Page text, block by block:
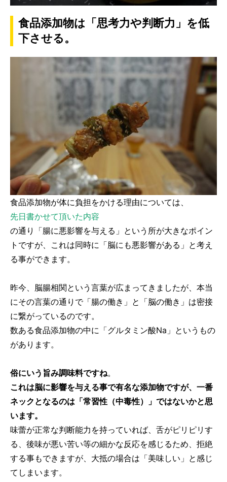
食品添加物は「思考力や判断力」を低
下させる。
食品添加物が体に負担をかける理由については、
先日書かせて頂いた内容
の通り「腸に悪影響を与える」という所が大きなポイン
トですが、これは同時に「脳にも悪影響がある」と考え
る事ができます。
昨今、脳腸相関という言葉が広まってきましたが、本当
にその言葉の通りで「腸の働き」と「脳の働き」は密接
に繋がっているのです。
数ある食品添加物の中に「グルタミン酸Na」というもの
があります。
俗にいう旨み調味料ですね。
これは脳に影響を与える事で有名な添加物ですが、一番
ネックとなるのは「常習性（中毒性）」ではないかと思
います。
味蕾が正常な判断能力を持っていれば、舌がピリピリす
る、後味が悪い苦い等の細かな反応を感じるため、拒絶
する事もできますが、大抵の場合は「美味しい」と感じ
てしまいます。